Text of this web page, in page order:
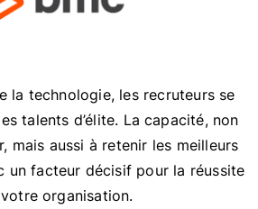
la technologie, les recruteurs se
talents d’élite. La capacité, non
mais aussi à retenir les meilleurs
un facteur décisif pour la réussite
organisation.